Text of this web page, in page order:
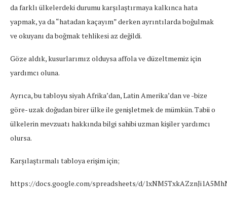
da farklı ülkelerdeki durumu karşılaştırmaya kalkınca hata
yapmak, ya da “hatadan kaçayım” derken ayrıntılarda boğulmak
ve okuyanı da boğmak tehlikesi az değildi.
Göze aldık, kusurlarımız olduysa affola ve düzeltmemiz için
yardımcı oluna.
Ayrıca, bu tabloyu siyah Afrika’dan, Latin Amerika’dan ve -bize
göre- uzak doğudan birer ülke ile genişletmek de mümkün. Tabii o
ülkelerin mevzuatı hakkında bilgi sahibi uzman kişiler yardımcı
olursa.
Karşılaştırmalı tabloya erişim için;
https://docs.google.com/spreadsheets/d/